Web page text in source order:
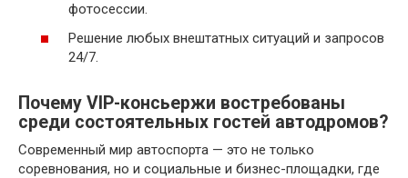
фотосессии.
Решение любых внештатных ситуаций и запросов
24/7.
Почему VIP-консьержи востребованы
среди состоятельных гостей автодромов?
Современный мир автоспорта — это не только
соревнования, но и социальные и бизнес-площадки, где